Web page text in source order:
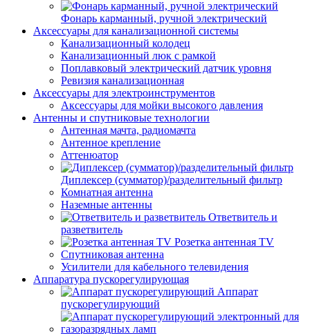
Фонарь карманный, ручной электрический
Аксессуары для канализационной системы
Канализационный колодец
Канализационный люк с рамкой
Поплавковый электрический датчик уровня
Ревизия канализационная
Аксессуары для электроинструментов
Аксессуары для мойки высокого давления
Антенны и спутниковые технологии
Антенная мачта, радиомачта
Антенное крепление
Аттенюатор
Диплексер (сумматор)/разделительный фильтр
Комнатная антенна
Наземные антенны
Ответвитель и
разветвитель
Розетка антенная TV
Спутниковая антенна
Усилители для кабельного телевидения
Аппаратура пускорегулирующая
Аппарат
пускорегулирующий